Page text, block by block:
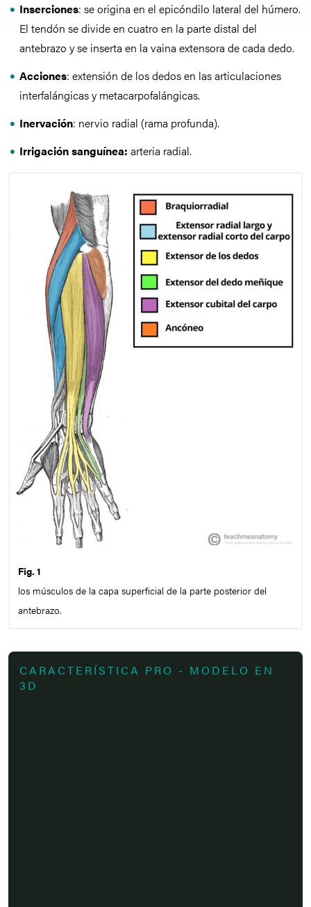
Inserciones: se origina en el epicóndilo lateral del húmero.
El tendón se divide en cuatro en la parte distal del
antebrazo y se inserta en la vaina extensora de cada dedo.
Acciones: extensión de los dedos en las articulaciones
interfalángicas y metacarpofalángicas.
Inervación: nervio radial (rama profunda).
Irrigación sanguínea: arteria radial.
Fig. 1
los músculos de la capa superficial de la parte posterior del
antebrazo.
CARACTERÍSTICA PRO - MODELO EN
3D